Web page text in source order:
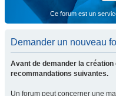
Ce forum est un
Demander un nouveau
Avant de demander la
recommandations suivantes.
Un forum peut concerner une